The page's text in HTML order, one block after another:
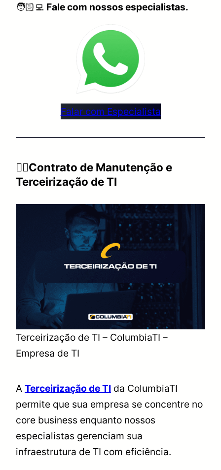
🧑🏻‍💻 Fale com nossos especialistas.
Falar com Especialista
👉🏻Contrato de Manutenção e
Terceirização de TI
Terceirização de TI – ColumbiaTI –
Empresa de TI
A Terceirização de TI da ColumbiaTI
permite que sua empresa se concentre no
core business enquanto nossos
especialistas gerenciam sua
infraestrutura de TI com eficiência.